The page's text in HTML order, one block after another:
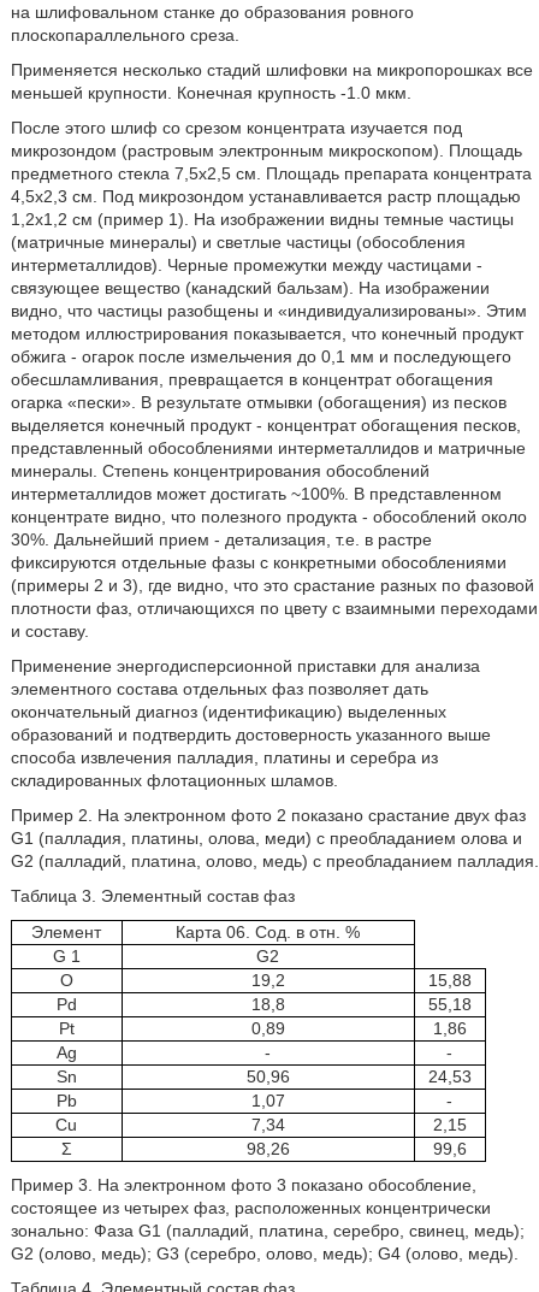
на шлифовальном станке до образования ровного
плоскопараллельного среза.
Применяется несколько стадий шлифовки на микропорошках все
меньшей крупности. Конечная крупность -1.0 мкм.
После этого шлиф со срезом концентрата изучается под
микрозондом (растровым электронным микроскопом). Площадь
предметного стекла 7,5х2,5 см. Площадь препарата концентрата
4,5х2,3 см. Под микрозондом устанавливается растр площадью
1,2х1,2 см (пример 1). На изображении видны темные частицы
(матричные минералы) и светлые частицы (обособления
интерметаллидов). Черные промежутки между частицами -
связующее вещество (канадский бальзам). На изображении
видно, что частицы разобщены и «индивидуализированы». Этим
методом иллюстрирования показывается, что конечный продукт
обжига - огарок после измельчения до 0,1 мм и последующего
обесшламливания, превращается в концентрат обогащения
огарка «пески». В результате отмывки (обогащения) из песков
выделяется конечный продукт - концентрат обогащения песков,
представленный обособлениями интерметаллидов и матричные
минералы. Степень концентрирования обособлений
интерметаллидов может достигать ~100%. В представленном
концентрате видно, что полезного продукта - обособлений около
30%. Дальнейший прием - детализация, т.е. в растре
фиксируются отдельные фазы с конкретными обособлениями
(примеры 2 и 3), где видно, что это срастание разных по фазовой
плотности фаз, отличающихся по цвету с взаимными переходами
и составу.
Применение энергодисперсионной приставки для анализа
элементного состава отдельных фаз позволяет дать
окончательный диагноз (идентификацию) выделенных
образований и подтвердить достоверность указанного выше
способа извлечения палладия, платины и серебра из
складированных флотационных шламов.
Пример 2. На электронном фото 2 показано срастание двух фаз
G1 (палладия, платины, олова, меди) с преобладанием олова и
G2 (палладий, платина, олово, медь) с преобладанием палладия.
Таблица 3. Элементный состав фаз
Элемент
Карта 06. Сод. в отн. %
G 1
G2
O
19,2
15,88
Pd
18,8
55,18
Pt
0,89
1,86
Ag
-
-
Sn
50,96
24,53
Pb
1,07
-
Cu
7,34
2,15
Σ
98,26
99,6
Пример 3. На электронном фото 3 показано обособление,
состоящее из четырех фаз, расположенных концентрически
зонально: Фаза G1 (палладий, платина, серебро, свинец, медь);
G2 (олово, медь); G3 (серебро, олово, медь); G4 (олово, медь).